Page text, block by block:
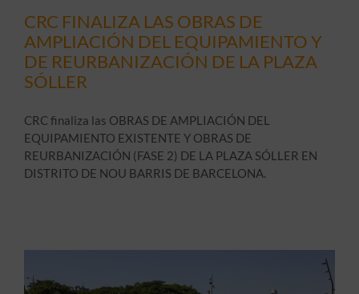
CRC FINALIZA LAS OBRAS DE
AMPLIACIÓN DEL EQUIPAMIENTO Y
DE REURBANIZACIÓN DE LA PLAZA
SÓLLER
CRC finaliza las OBRAS DE AMPLIACIÓN DEL
EQUIPAMIENTO EXISTENTE Y OBRAS DE
REURBANIZACIÓN (FASE 2) DE LA PLAZA SÓLLER EN
DISTRITO DE NOU BARRIS DE BARCELONA.